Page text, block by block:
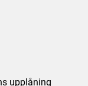
upplåning